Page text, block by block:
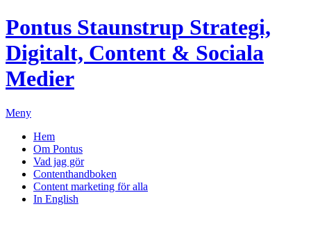
Pontus Staunstrup Strategi,
Digitalt, Content & Sociala
Medier
Meny
Hem
Om Pontus
Vad jag gör
Contenthandboken
Content marketing för alla
In English